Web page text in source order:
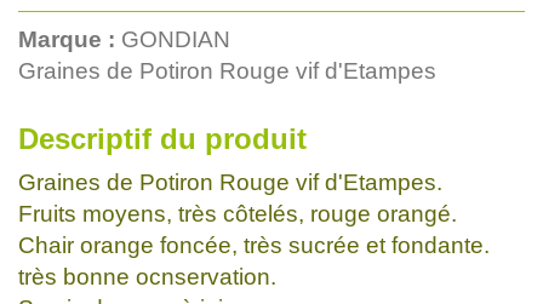
Marque : GONDIAN
Graines de Potiron Rouge vif d'Etampes
Descriptif du produit
Graines de Potiron Rouge vif d'Etampes.
Fruits moyens, très côtelés, rouge orangé.
Chair orange foncée, très sucrée et fondante.
très bonne ocnservation.